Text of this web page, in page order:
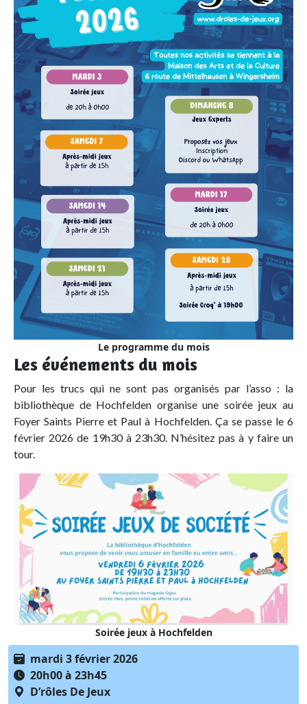
Le programme du mois
Les événements du mois
Pour les trucs qui ne sont pas organisés par l’asso : la
bibliothèque de Hochfelden organise une soirée jeux au
Foyer Saints Pierre et Paul à Hochfelden. Ça se passe le 6
février 2026 de 19h30 à 23h30. N’hésitez pas à y faire un
tour.
Soirée jeux à Hochfelden
mardi 3 février 2026
20h00 à 23h45
D’rôles De Jeux